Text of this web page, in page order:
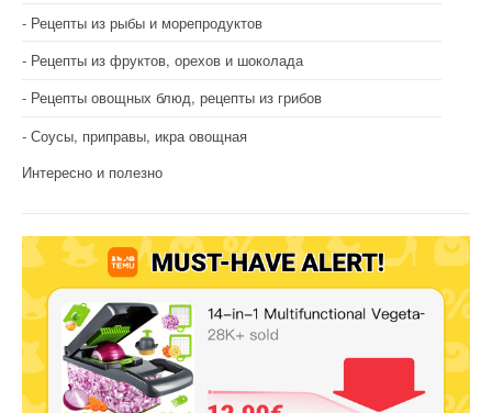
Рецепты из рыбы и морепродуктов
Рецепты из фруктов, орехов и шоколада
Рецепты овощных блюд, рецепты из грибов
Соусы, приправы, икра овощная
Интересно и полезно